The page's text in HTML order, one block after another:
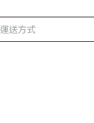
運送方式